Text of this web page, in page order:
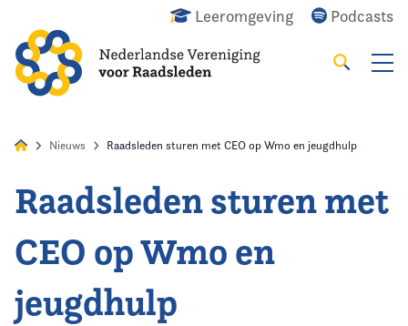
Leeromgeving Podcasts
Zoeken
Home
Agenda
Nieuws
Nieuws Raadsleden sturen met CEO op Wmo en jeugdhulp
Raadsleden sturen met
CEO op Wmo en
jeugdhulp